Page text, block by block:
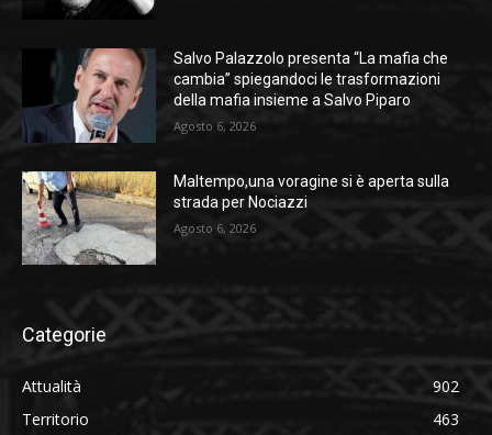
Salvo Palazzolo presenta “La mafia che
cambia” spiegandoci le trasformazioni
della mafia insieme a Salvo Piparo
Agosto 6, 2026
Maltempo,una voragine si è aperta sulla
strada per Nociazzi
Agosto 6, 2026
Categorie
Attualità
902
Territorio
463